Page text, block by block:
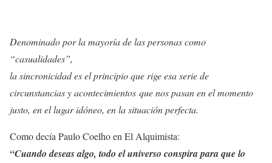
Denominado por la mayoría de las personas como
“casualidades”,
la sincronicidad es el principio que rige esa serie de
circunstancias y acontecimientos que nos pasan en el momento
justo, en el lugar idóneo, en la situación perfecta.
Como decía Paulo Coelho en El Alquimista:
“Cuando deseas algo, todo el universo conspira para que lo